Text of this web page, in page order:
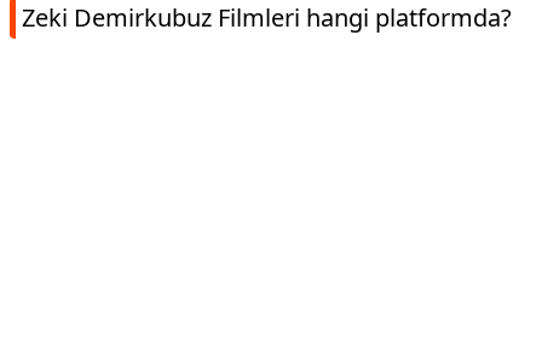
Zeki Demirkubuz Filmleri hangi platformda?